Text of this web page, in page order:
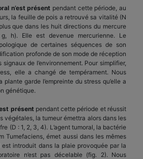
n’est présent pendant cette période, au
la feuille de pois a retrouvé sa vitalité (N
que dans les huit directions du mercure
h). Elle est devenue mercurienne. Le
de certaines séquences de son
profonde de son mode de réception
de l’environnement. Pour simplifier,
elle a changé de tempérament. Nous
garde l’empreinte du stress qu’elle a
génétique.
présent pendant cette période et réussit
végétales, la tumeur émettra alors dans les
(D : 1, 2, 3, 4). L’agent tumoral, la bactérie
Tumefaciens, émet aussi dans les mêmes
est introduit dans la plaie provoquée par la
n’est pas décelable (fig. 2). Nous